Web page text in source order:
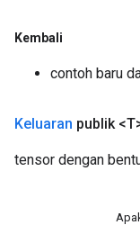
Kembali
contoh baru
Keluaran publik
tensor dengan